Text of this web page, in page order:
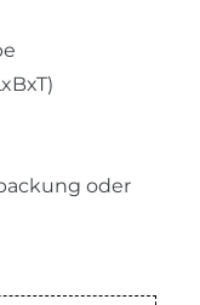
oder